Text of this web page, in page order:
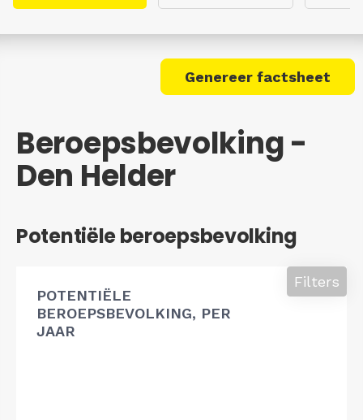
Genereer factsheet
Beroepsbevolking -
Den Helder
Potentiële beroepsbevolking
POTENTIËLE
BEROEPSBEVOLKING, PER
JAAR
Filters